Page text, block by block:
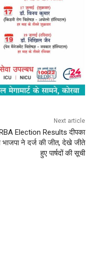
Next article
Election Results दीपका
भाजपा ने दर्ज की जीत, देखे जीते
हुए पार्षदों की सूची